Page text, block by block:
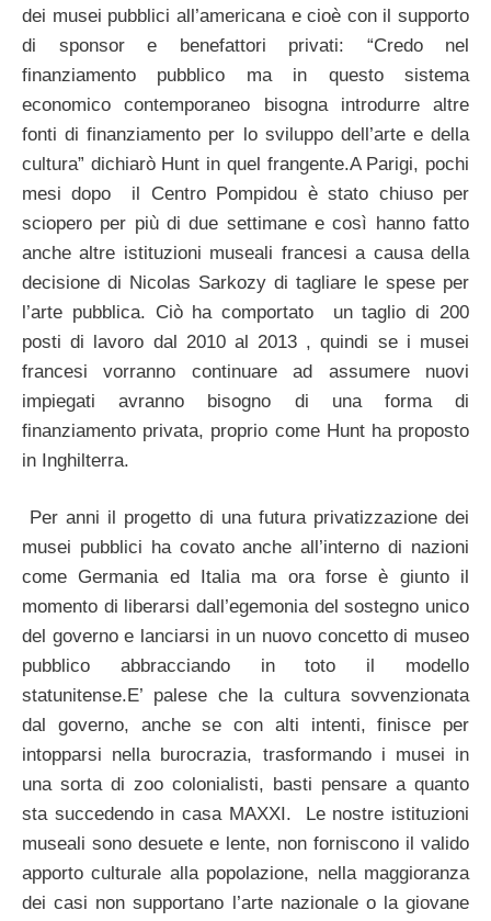
dei musei pubblici all’americana e cioè con il supporto
di sponsor e benefattori privati: “Credo nel
finanziamento pubblico ma in questo sistema
economico contemporaneo bisogna introdurre altre
fonti di finanziamento per lo sviluppo dell’arte e della
cultura” dichiarò Hunt in quel frangente.A Parigi, pochi
mesi dopo il Centro Pompidou è stato chiuso per
sciopero per più di due settimane e così hanno fatto
anche altre istituzioni museali francesi a causa della
decisione di Nicolas Sarkozy di tagliare le spese per
l’arte pubblica. Ciò ha comportato un taglio di 200
posti di lavoro dal 2010 al 2013 , quindi se i musei
francesi vorranno continuare ad assumere nuovi
impiegati avranno bisogno di una forma di
finanziamento privata, proprio come Hunt ha proposto
in Inghilterra.
Per anni il progetto di una futura privatizzazione dei
musei pubblici ha covato anche all’interno di nazioni
come Germania ed Italia ma ora forse è giunto il
momento di liberarsi dall’egemonia del sostegno unico
del governo e lanciarsi in un nuovo concetto di museo
pubblico abbracciando in toto il modello
statunitense.E’ palese che la cultura sovvenzionata
dal governo, anche se con alti intenti, finisce per
intopparsi nella burocrazia, trasformando i musei in
una sorta di zoo colonialisti, basti pensare a quanto
sta succedendo in casa MAXXI. Le nostre istituzioni
museali sono desuete e lente, non forniscono il valido
apporto culturale alla popolazione, nella maggioranza
dei casi non supportano l’arte nazionale o la giovane